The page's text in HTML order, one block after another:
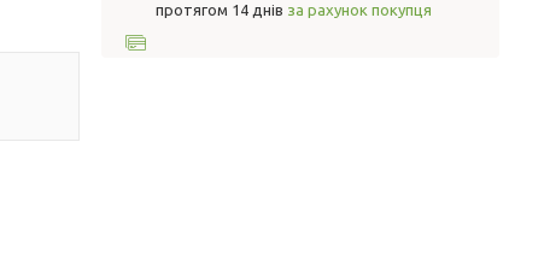
протягом 14 днів за рахунок покупця